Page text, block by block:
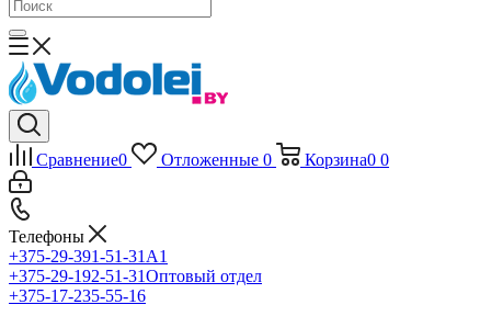
Сравнение0 Отложенные 0 Корзина0 0
Телефоны
+375-29-391-51-31 A1
+375-29-192-51-31Оптовый отдел
+375-17-235-55-16